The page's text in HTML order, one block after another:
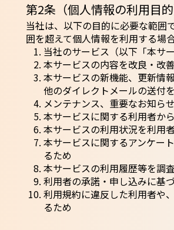
第2条（個人情報の利用目的
当社は、以下の目的に必要な範囲
囲を超えて個人情報を利用する場
当社のサービス（以下「本サ
本サービスの内容を改良・改
本サービスの新機能、更新情
他のダイレクトメールの送付
メンテナンス、重要なお知ら
本サービスに関する利用者か
本サービスの利用状況を利用
本サービスに関するアンケー
るため
本サービスの利用履歴等を調
利用者の承諾・申し込みに基
利用規約に違反した利用者や
るため